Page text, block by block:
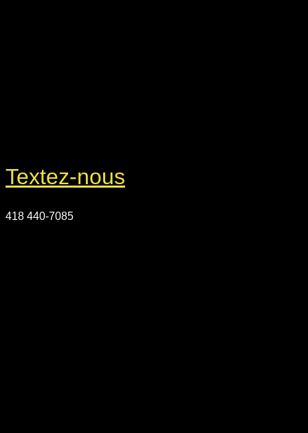
Textez-nous
418 440-7085